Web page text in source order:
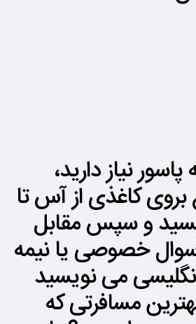
نیاز دارید،
کاغذی از آس تا
و سپس مقابل
خصوصی یا نیمه
می نویسید
مسافرتی که